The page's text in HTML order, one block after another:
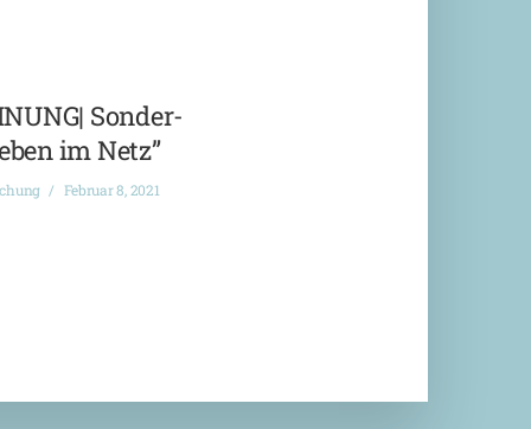
Sonder-
im Netz”
Februar 8, 2021